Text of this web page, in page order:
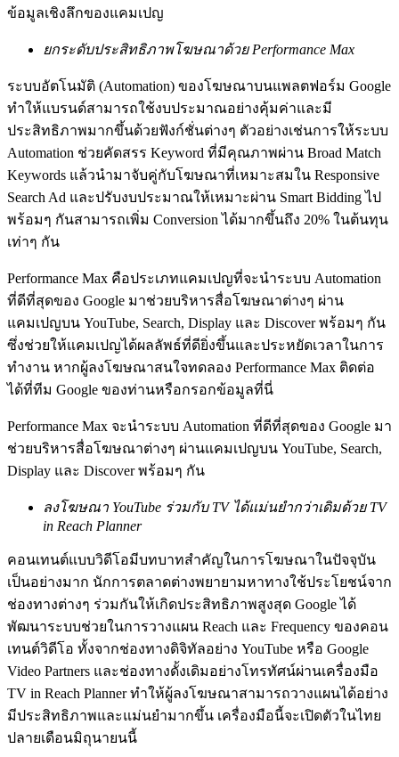
ข้อมูลเชิงลึกของแคมเปญ
ยกระดับประสิทธิภาพโฆษณาด้วย Performance Max
ระบบอัตโนมัติ (Automation) ของโฆษณาบนแพลตฟอร์ม Google
ทำให้แบรนด์สามารถใช้งบประมาณอย่างคุ้มค่าและมี
ประสิทธิภาพมากขึ้นด้วยฟังก์ชั่นต่างๆ ตัวอย่างเช่นการให้ระบบ
Automation ช่วยคัดสรร Keyword ที่มีคุณภาพผ่าน Broad Match
Keywords แล้วนำมาจับคู่กับโฆษณาที่เหมาะสมใน Responsive
Search Ad และปรับงบประมาณให้เหมาะผ่าน Smart Bidding ไป
พร้อมๆ กันสามารถเพิ่ม Conversion ได้มากขึ้นถึง 20% ในต้นทุน
เท่าๆ กัน
Performance Max คือประเภทแคมเปญที่จะนำระบบ Automation
ที่ดีที่สุดของ Google มาช่วยบริหารสื่อโฆษณาต่างๆ ผ่าน
แคมเปญบน YouTube, Search, Display และ Discover พร้อมๆ กัน
ซึ่งช่วยให้แคมเปญได้ผลลัพธ์ที่ดียิ่งขึ้นและประหยัดเวลาในการ
ทำงาน หากผู้ลงโฆษณาสนใจทดลอง Performance Max ติดต่อ
ได้ที่ทีม Google ของท่านหรือกรอกข้อมูลที่นี่
Performance Max จะนำระบบ Automation ที่ดีที่สุดของ Google มา
ช่วยบริหารสื่อโฆษณาต่างๆ ผ่านแคมเปญบน YouTube, Search,
Display และ Discover พร้อมๆ กัน
ลงโฆษณา YouTube ร่วมกับ TV ได้แม่นยำกว่าเดิมด้วย TV
in Reach Planner
คอนเทนต์แบบวิดีโอมีบทบาทสำคัญในการโฆษณาในปัจจุบัน
เป็นอย่างมาก นักการตลาดต่างพยายามหาทางใช้ประโยชน์จาก
ช่องทางต่างๆ ร่วมกันให้เกิดประสิทธิภาพสูงสุด Google ได้
พัฒนาระบบช่วยในการวางแผน Reach และ Frequency ของคอน
เทนต์วิดีโอ ทั้งจากช่องทางดิจิทัลอย่าง YouTube หรือ Google
Video Partners และช่องทางดั้งเดิมอย่างโทรทัศน์ผ่านเครื่องมือ
TV in Reach Planner ทำให้ผู้ลงโฆษณาสามารถวางแผนได้อย่าง
มีประสิทธิภาพและแม่นยำมากขึ้น เครื่องมือนี้จะเปิดตัวในไทย
ปลายเดือนมิถุนายนนี้